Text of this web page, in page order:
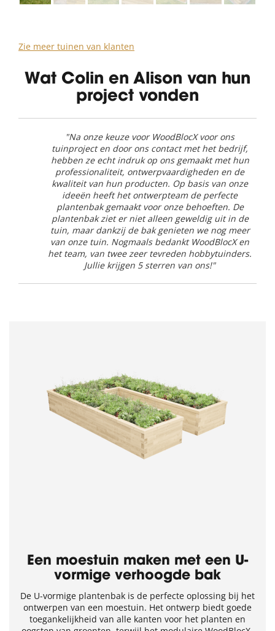
Zie meer tuinen van klanten
Wat Colin en Alison van hun
project vonden
"Na onze keuze voor WoodBlocX voor ons
tuinproject en door ons contact met het bedrijf,
hebben ze echt indruk op ons gemaakt met hun
professionaliteit, ontwerpvaardigheden en de
kwaliteit van hun producten. Op basis van onze
ideeën heeft het ontwerpteam de perfecte
plantenbak gemaakt voor onze behoeften. De
plantenbak ziet er niet alleen geweldig uit in de
tuin, maar dankzij de bak genieten we nog meer
van onze tuin. Nogmaals bedankt WoodBlocX en
het team, van twee zeer tevreden hobbytuinders.
Jullie krijgen 5 sterren van ons!"
Een moestuin maken met een U-
vormige verhoogde bak
De U-vormige plantenbak is de perfecte oplossing bij het
ontwerpen van een moestuin. Het ontwerp biedt goede
toegankelijkheid van alle kanten voor het planten en